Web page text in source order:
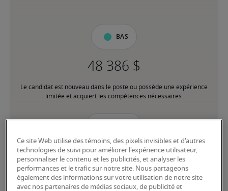
Bas
Le candidat est nouveau dans le poste ou possède une expérience
limitée et acquiert les compétences nécessaires.
Le candidat possède une expérience modérée dans le poste,
répond à la plupart des exigences ou possède des compétences
Ce site Web utilise des témoins, des pixels invisibles et d'autres
technologies de suivi pour améliorer l'expérience utilisateur,
personnaliser le contenu et les publicités, et analyser les
performances et le trafic sur notre site. Nous partageons
également des informations sur votre utilisation de notre site
avec nos partenaires de médias sociaux, de publicité et